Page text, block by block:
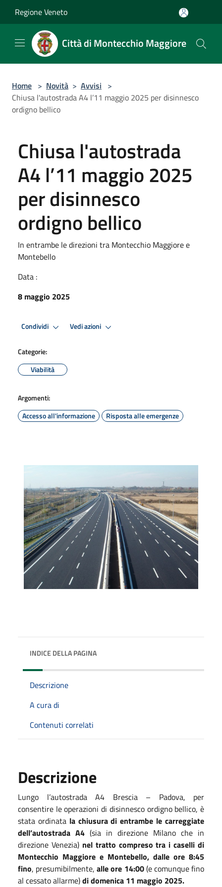
Regione Veneto
Città di Montecchio Maggiore
Home > Novità > Avvisi >
Chiusa l'autostrada A4 l’11 maggio 2025 per disinnesco
ordigno bellico
Chiusa l'autostrada
A4 l’11 maggio 2025
per disinnesco
ordigno bellico
In entrambe le direzioni tra Montecchio Maggiore e
Montebello
Data :
8 maggio 2025
Condividi Vedi azioni
Categorie:
Viabilità
Argomenti:
Accesso all'informazione
Risposta alle emergenze
INDICE DELLA PAGINA
Descrizione
A cura di
Contenuti correlati
Descrizione
Lungo l’autostrada A4 Brescia – Padova, per
consentire le operazioni di disinnesco ordigno bellico, è
stata ordinata la chiusura di entrambe le carreggiate
dell’autostrada A4 (sia in direzione Milano che in
direzione Venezia) nel tratto compreso tra i caselli di
Montecchio Maggiore e Montebello, dalle ore 8:45
fino, presumibilmente, alle ore 14:00(e comunque fino
al cessato allarme)di domenica 11 maggio 2025.